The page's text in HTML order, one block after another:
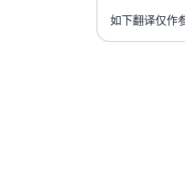
如下翻译仅作